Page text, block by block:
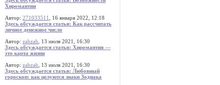
Хиромантии
Автор: 271033511
, 16 января 2022, 12:18
Здесь обсуждается статья: Как рассчитать
личное денежное число
Автор: zabzab , 13 июля 2021, 16:30
Здесь обсуждается статья: Хиромантия —
это карта жизни
Автор: zabzab , 13 июля 2021, 16:30
Здесь обсуждается статья: Любовный
гороскоп: как целуются знаки Зодиака